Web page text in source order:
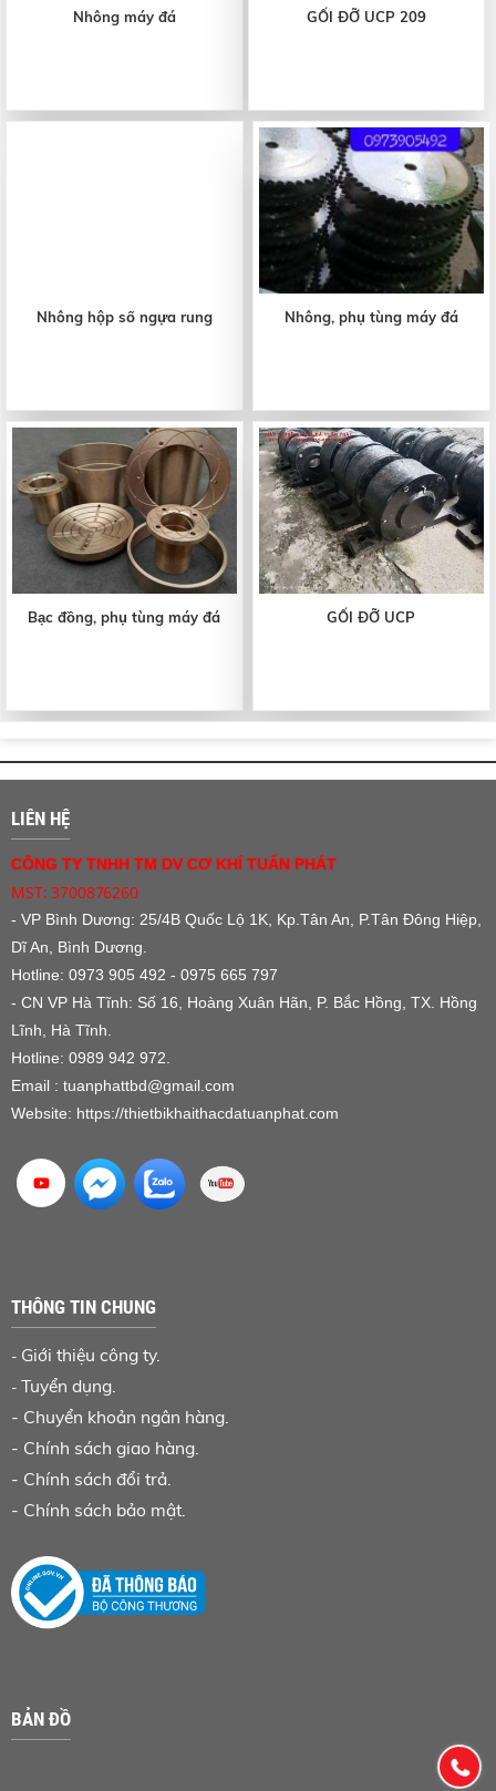
Nhông máy đá GỐI ĐỠ UCP 209
Nhông hộp số ngựa rung Nhông, phụ tùng máy đá
Bạc đồng, phụ tùng máy đá GỐI ĐỠ UCP
LIÊN HỆ
CÔNG TY TNHH TM DV CƠ KHÍ TUẤN PHÁT
MST: 3700876260
- VP Bình Dương: 25/4B Quốc Lộ 1K, Kp.Tân An, P.Tân Đông Hiệp,
Dĩ An, Bình Dương.
Hotline: 0973 905 492 - 0975 665 797
- CN VP Hà Tĩnh: Số 16, Hoàng Xuân Hãn, P. Bắc Hồng, TX. Hồng
Lĩnh, Hà Tĩnh.
Hotline: 0989 942 972.
Email : tuanphattbd@gmail.com
Website: https://thietbikhaithacdatuanphat.com
THÔNG TIN CHUNG
- Giới thiệu công ty.
- Tuyển dụng.
- Chuyển khoản ngân hàng
- Chính sách giao hàng.
- Chính sách đổi trả.
- Chính sách bảo mật.
BẢN ĐỒ